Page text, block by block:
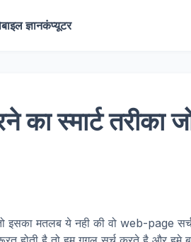
ज्ञानकंप्यूटर
का स्मार्ट तरीका
इसका मतलब ये नही की वो web-page